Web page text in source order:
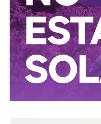
más rico de dicho país.
documentado de tomar
dificultades financieras a
textilera CYDSA en los
2009 y 2012, y con las
desde 2016.
Algo similar realizó en
del Centro Norte